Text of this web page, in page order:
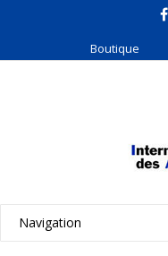
Boutique